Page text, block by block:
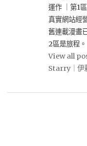
運作 ｜第1
真實網站經
舊連載漫畫
2區是旅程。
View all
Starry｜伊